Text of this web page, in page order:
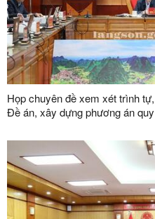
Họp chuyên đề xem xét trình
Đề án, xây dựng phương án